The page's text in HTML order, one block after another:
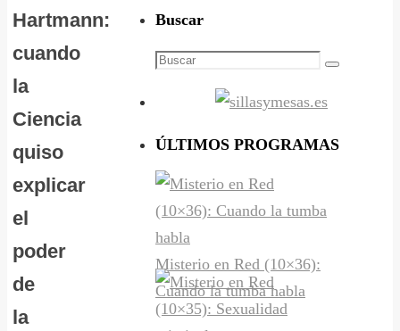
Hartmann:
cuando
la
Ciencia
quiso
explicar
el
poder
de
la
Buscar
Buscar:
Buscar
ÚLTIMOS PROGRAMAS
Misterio en Red (10×36):
Cuando la tumba habla